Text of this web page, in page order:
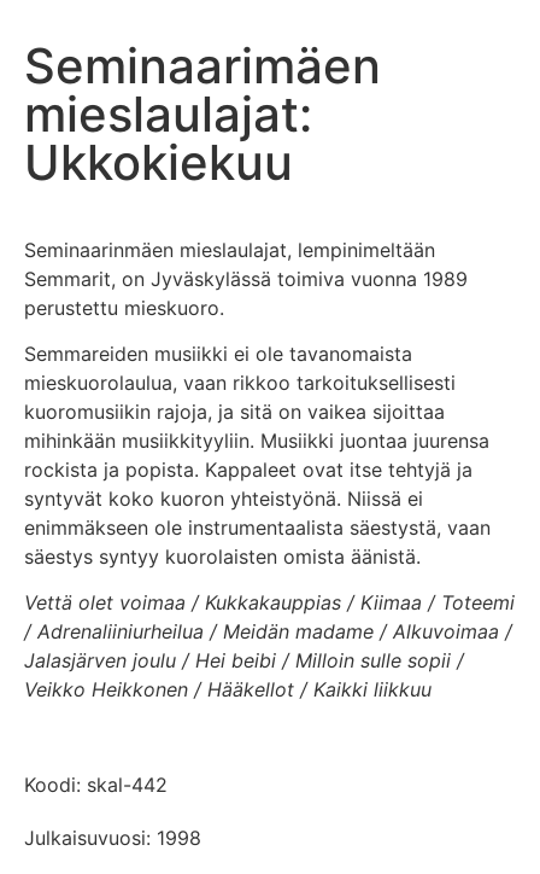
Seminaarimäen
mieslaulajat:
Ukkokiekuu
Seminaarinmäen mieslaulajat, lempinimeltään
Semmarit, on Jyväskylässä toimiva vuonna 1989
perustettu mieskuoro.
Semmareiden musiikki ei ole tavanomaista
mieskuorolaulua, vaan rikkoo tarkoituksellisesti
kuoromusiikin rajoja, ja sitä on vaikea sijoittaa
mihinkään musiikkityyliin. Musiikki juontaa juurensa
rockista ja popista. Kappaleet ovat itse tehtyjä ja
syntyvät koko kuoron yhteistyönä. Niissä ei
enimmäkseen ole instrumentaalista säestystä, vaan
säestys syntyy kuorolaisten omista äänistä.
Vettä olet voimaa / Kukkakauppias / Kiimaa / Toteemi
/ Adrenaliiniurheilua / Meidän madame / Alkuvoimaa /
Jalasjärven joulu / Hei beibi / Milloin sulle sopii /
Veikko Heikkonen / Hääkellot / Kaikki liikkuu
Koodi: skal-442
Julkaisuvuosi: 1998